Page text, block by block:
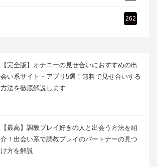
262
【完全版】オナニーの見せ合いにおすすめの出
会い系サイト・アプリ5選！無料で見せ合いする
方法を徹底解説します
【最高】調教プレイ好きの人と出会う方法を紹
介！出会い系で調教プレイのパートナーの見つ
け方を解説